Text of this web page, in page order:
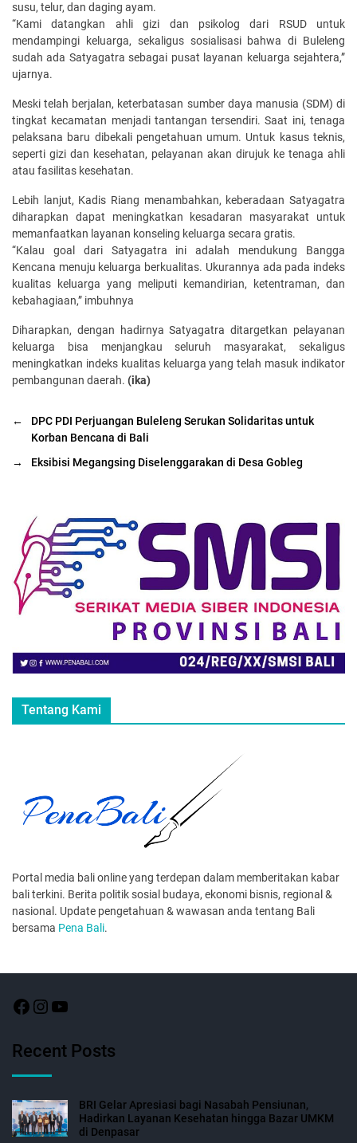
susu, telur, dan daging ayam.
“Kami datangkan ahli gizi dan psikolog dari RSUD untuk
mendampingi keluarga, sekaligus sosialisasi bahwa di Buleleng
sudah ada Satyagatra sebagai pusat layanan keluarga sejahtera,”
ujarnya.
Meski telah berjalan, keterbatasan sumber daya manusia (SDM) di
tingkat kecamatan menjadi tantangan tersendiri. Saat ini, tenaga
pelaksana baru dibekali pengetahuan umum. Untuk kasus teknis,
seperti gizi dan kesehatan, pelayanan akan dirujuk ke tenaga ahli
atau fasilitas kesehatan.
Lebih lanjut, Kadis Riang menambahkan, keberadaan Satyagatra
diharapkan dapat meningkatkan kesadaran masyarakat untuk
memanfaatkan layanan konseling keluarga secara gratis.
“Kalau goal dari Satyagatra ini adalah mendukung Bangga
Kencana menuju keluarga berkualitas. Ukurannya ada pada indeks
kualitas keluarga yang meliputi kemandirian, ketentraman, dan
kebahagiaan,” imbuhnya
Diharapkan, dengan hadirnya Satyagatra ditargetkan pelayanan
keluarga bisa menjangkau seluruh masyarakat, sekaligus
meningkatkan indeks kualitas keluarga yang telah masuk indikator
pembangunan daerah. (ika)
←
DPC PDI Perjuangan Buleleng Serukan Solidaritas untuk
Korban Bencana di Bali
→
Eksibisi Megangsing Diselenggarakan di Desa Gobleg
Tentang Kami
Portal media bali online yang terdepan dalam memberitakan kabar
bali terkini. Berita politik sosial budaya, ekonomi bisnis, regional &
nasional. Update pengetahuan & wawasan anda tentang Bali
bersama Pena Bali.
Recent Posts
BRI Gelar Apresiasi bagi Nasabah Pensiunan,
Hadirkan Layanan Kesehatan hingga Bazar UMKM
di Denpasar